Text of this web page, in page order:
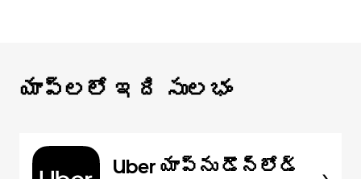
యాప్‌లలో ఇది సులభం
Uber యాప్‌ను డౌన్‌లోడ్